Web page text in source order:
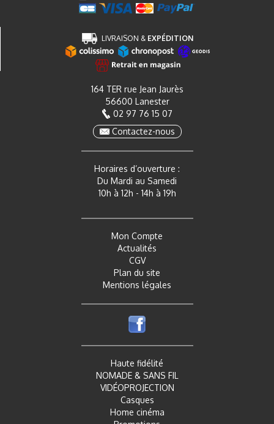
LIVRAISON & EXPÉDITION
164 TER rue Jean Jaurès
56600 Lanester
02 97 76 15 07
Contactez-nous
Horaires d’ouverture :
Du Mardi au Samedi
10h à 12h - 14h à 19h
Mon Compte
Actualités
CGV
Plan du site
Mentions légales
Haute fidélité
NOMADE & SANS FIL
VIDÉOPROJECTION
Casques
Home cinéma